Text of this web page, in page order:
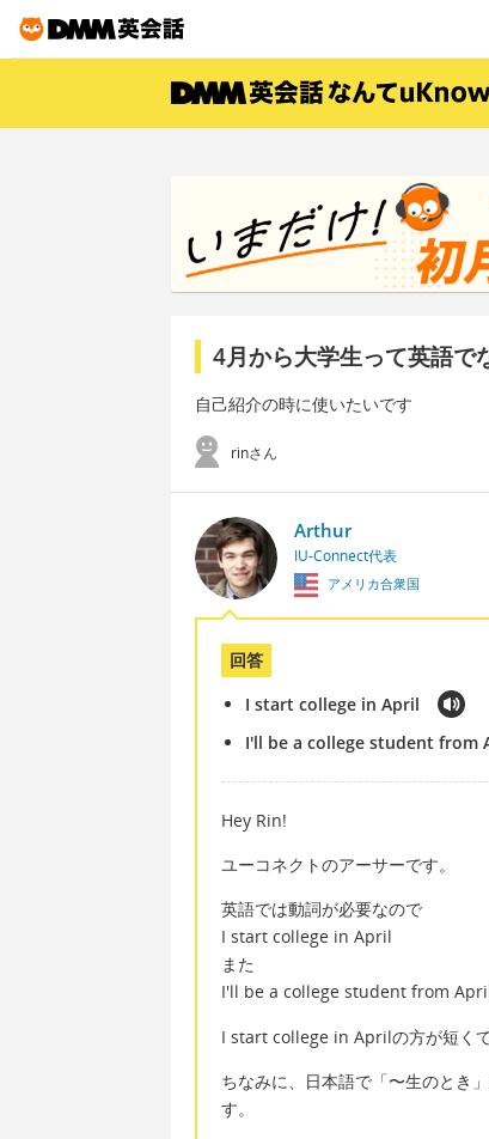
4月から大学生って英語で
自己紹介の時に使いたいです
rinさん
Arthur
IU-Connect代表
アメリカ合衆国
回答
I start college in April
I'll be a college student from
Hey Rin!
ユーコネクトのアーサーです。
英語では動詞が必要なので
I start college in April
また
I'll be a college student from
I start college in Aprilの方が短く
ちなみに、日本語で「〜生のとき
す。